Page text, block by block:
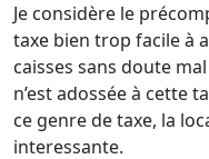
Je considère le
taxe bien trop facile à
caisses sans doute
n’est adossée à cette
ce genre de taxe, la
interessante.